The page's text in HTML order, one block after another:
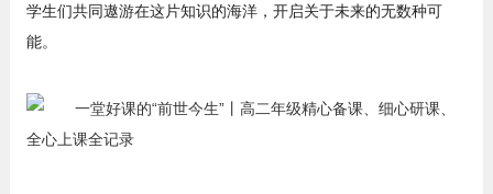
学生们共同遨游在这片知识的海洋，开启关于未来的无数种可
能。